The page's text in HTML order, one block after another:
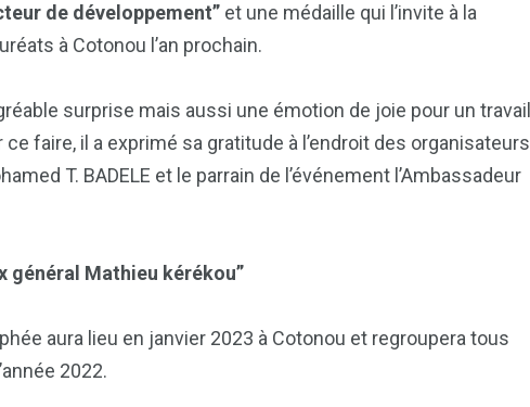
de développement” et une médaille qui l’invite à la
à Cotonou l’an prochain.
surprise mais aussi une émotion de joie pour un travail
faire, il a exprimé sa gratitude à l’endroit des organisateurs
T. BADELE et le parrain de l’événement l’Ambassadeur
général Mathieu kérékou”
aura lieu en janvier 2023 à Cotonou et regroupera tous
2022.